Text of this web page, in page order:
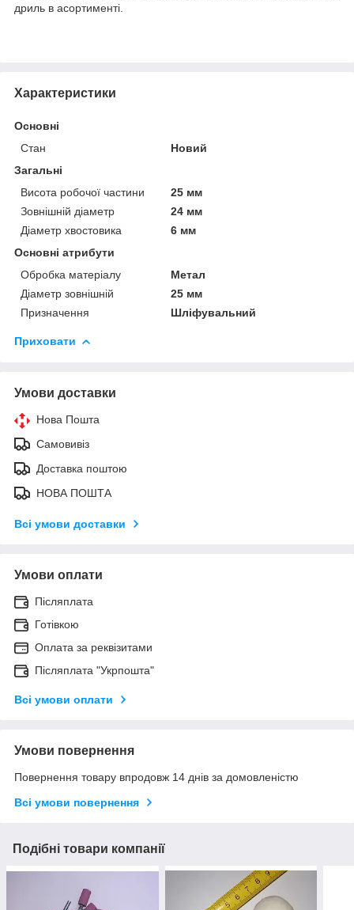
дриль в асортименті.
Характеристики
Основні
Стан
Новий
Загальні
Висота робочої частини
25 мм
Зовнішній діаметр
24 мм
Діаметр хвостовика
6 мм
Основні атрибути
Обробка матеріалу
Метал
Діаметр зовнішній
25 мм
Призначення
Шліфувальний
Приховати
Умови доставки
Нова Пошта
Самовивіз
Доставка поштою
НОВА ПОШТА
Всі умови доставки
Умови оплати
Післяплата
Готівкою
Оплата за реквізитами
Післяплата "Укрпошта"
Всі умови оплати
Умови повернення
Повернення товару впродовж 14 днів за домовленістю
Всі умови повернення
Подібні товари компанії